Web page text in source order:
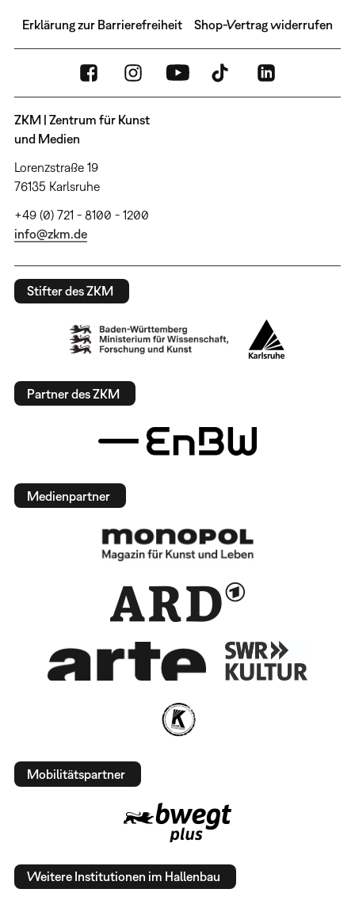
Erklärung zur Barrierefreiheit Shop-Vertrag widerrufen
ZKM | Zentrum für Kunst
und Medien
Lorenzstraße 19
76135 Karlsruhe
+49 (0) 721 - 8100 - 1200
info@zkm.de
Stifter des ZKM
Partner des ZKM
Medienpartner
Mobilitätspartner
Weitere Institutionen im Hallenbau